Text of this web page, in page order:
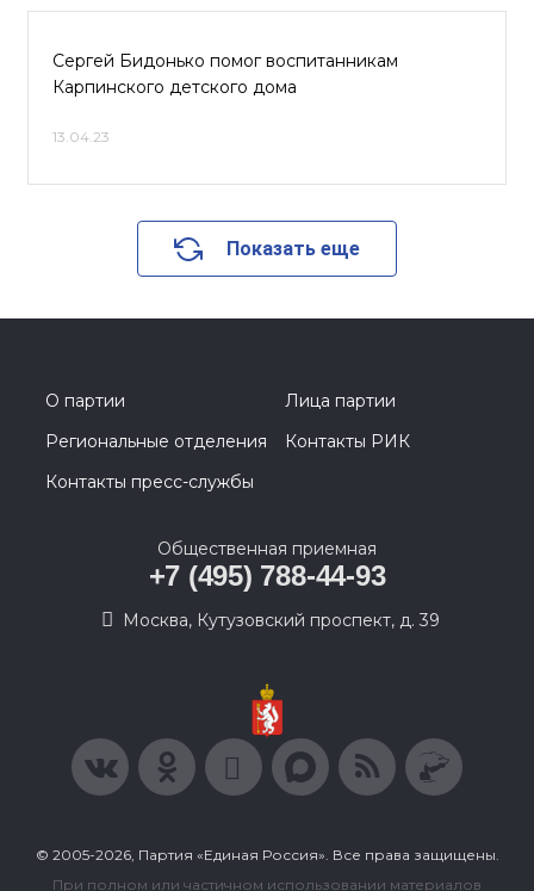
Сергей Бидонько помог воспитанникам
Карпинского детского дома
13.04.23
Показать еще
О партии
Лица партии
Региональные отделения
Контакты РИК
Контакты пресс-службы
Общественная приемная
+7 (495) 788-44-93
Москва, Кутузовский проспект, д. 39
© 2005-2026, Партия «Единая Россия». Все права защищены.
При полном или частичном использовании материалов